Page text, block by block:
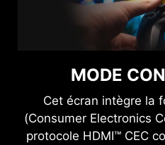
MODE
Cet écran intègre la
(Consumer Electronics
protocole HDMI™ CEC